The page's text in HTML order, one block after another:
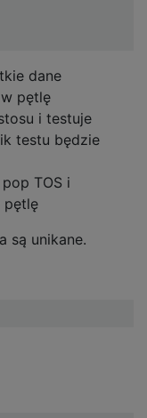
dane
pętlę
i testuje
testu będzie
TOS i
pętlę
są unikane.